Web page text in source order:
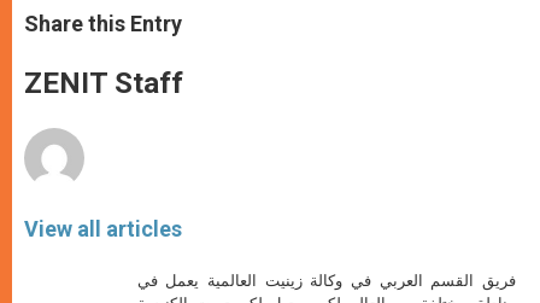
t
s
p
p
s
e
g
e
e
b
o
k
Share this Entry
ZENIT Staff
View all articles
فريق القسم العربي في وكالة زينيت العالمية يعمل في